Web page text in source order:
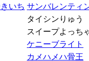
サンバレンティ
タイシンりゅう
スイープよっち
ケニーブライト
カメハメハ骨王